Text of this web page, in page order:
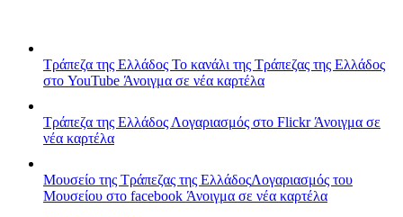
Τράπεζα της Ελλάδος Το κανάλι της Τράπεζας της Ελλάδος
στο YouTube Άνοιγμα σε νέα καρτέλα
Τράπεζα της Ελλάδος Λογαριασμός στο FlickrΆνοιγμα σε
νέα καρτέλα
Μουσείο της Τράπεζας της ΕλλάδοςΛογαριασμός του
Μουσείου στο facebook Άνοιγμα σε νέα καρτέλα